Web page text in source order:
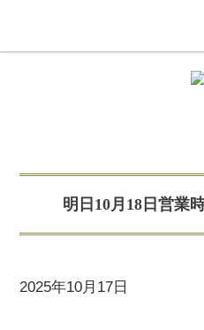
トップ
質預
買
明日10月18日営業
2025年10月17日